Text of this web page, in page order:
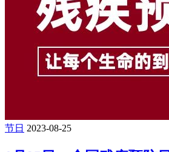
节日 2023-08-25